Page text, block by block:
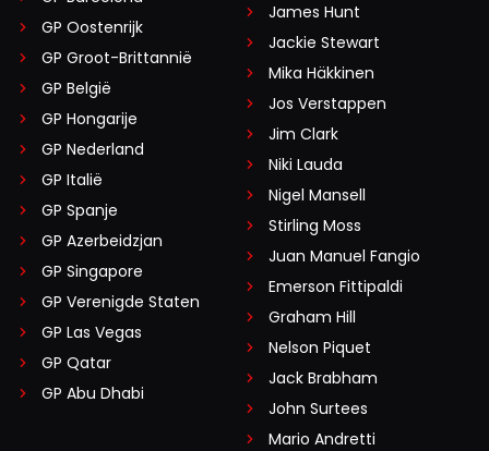
GP Oostenrijk
GP Groot-Brittannië
GP België
GP Hongarije
GP Nederland
GP Italië
GP Spanje
GP Azerbeidzjan
GP Singapore
GP Verenigde Staten
GP Las Vegas
GP Qatar
GP Abu Dhabi
James Hunt
Jackie Stewart
Mika Häkkinen
Jos Verstappen
Jim Clark
Niki Lauda
Nigel Mansell
Stirling Moss
Juan Manuel Fangio
Emerson Fittipaldi
Graham Hill
Nelson Piquet
Jack Brabham
John Surtees
Mario Andretti